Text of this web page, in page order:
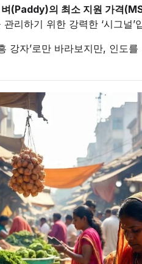
(Paddy)의 최소 지원 가격
리하기 위한 강력한 ‘시그널’
강자’로만 바라보지만, 인도